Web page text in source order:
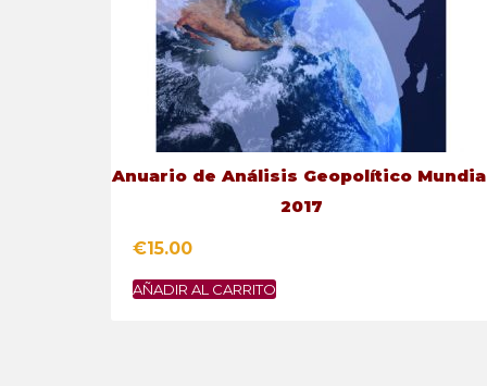
Anuario de Análisis Geopolítico
2017
€15.00
AÑADIR AL CARRITO